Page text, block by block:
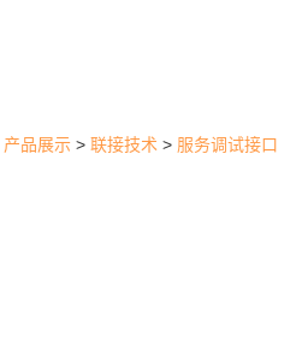
产品展示> 联接技术 > 服务调试接口